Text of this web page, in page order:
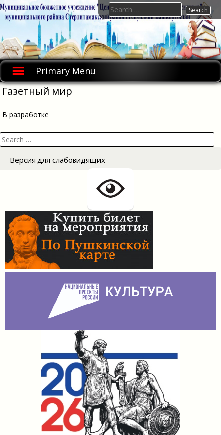
Skip
to
Primary Menu
Search
for:
Газетный мир
В разработке
Search
for:
Версия для слабовидящих